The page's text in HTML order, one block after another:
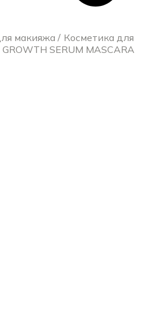
макияжа
Косметика для
GROWTH SERUM MASCARA